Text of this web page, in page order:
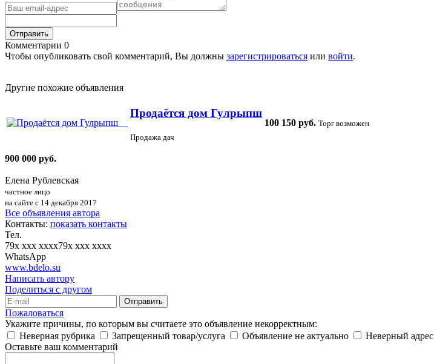
Отправить
Комментарии 0
Чтобы опубликовать свой комментарий, Вы должны зарегистрироваться или войти.
Другие похожие объявления
Продаётся дом Гулрыпш
Продажа дач
100 150 руб. Торг возможен
900 000 руб.
Елена Рублевская
частное лицо
на сайте с 14 декабря 2017
Все объявления автора
Контакты: показать контакты
Тел.
79x xxx xxxx79x xxx xxxx
WhatsApp
www.bdelo.su
Написать автору
Поделиться с другом
Отправить
Пожаловаться
Укажите причины, по которым вы считаете это объявление некорректным:
Неверная рубрика
Запрещенный товар/услуга Объявление не актуально Неверный адрес
Оставьте ваш комментарий